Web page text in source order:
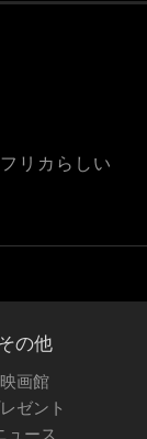
リカらしい
の他
映画館
ゼント
ュース